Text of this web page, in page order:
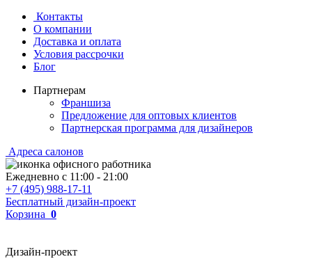
Контакты
О компании
Доставка и оплата
Условия рассрочки
Блог
Партнерам
Франшиза
Предложение для оптовых клиентов
Партнерская программа для дизайнеров
Адреса салонов
Ежедневно с 11:00 - 21:00
+7 (495) 988-17-11
Бесплатный дизайн-проект
Корзина 0
Дизайн-проект